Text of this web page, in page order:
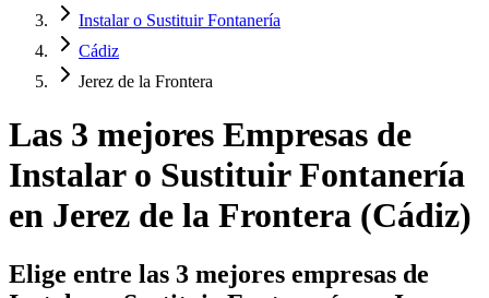
Instalar o Sustituir Fontanería
Cádiz
Jerez de la Frontera
Las 3 mejores Empresas de
Instalar o Sustituir Fontanería
en Jerez de la Frontera (Cádiz)
Elige entre las 3 mejores empresas de